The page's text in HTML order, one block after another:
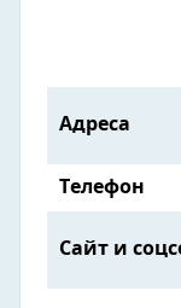
Адреса
Телефон
Сайт и